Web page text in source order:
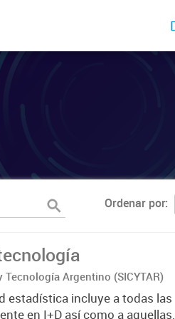
Ordenar por
Argentino (SICYTAR)
estadística incluye a todas las
en I+D así como a aquellas